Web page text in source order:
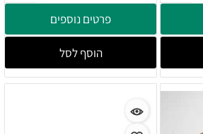
פרטים נוספים
הוסף לסל